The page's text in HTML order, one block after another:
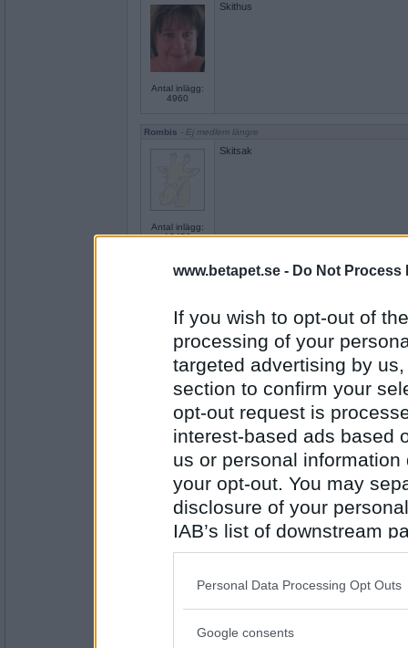
www.betapet.se - Do Not Process
If you wish to opt-out of
processing of your
targeted advertising by
section to confirm your
opt-out request is
interest-based ads based
us or personal
your opt-out. You may
disclosure of your
IAB’s list of downstream
also be disclosed by us
Downstream Participants
Please note that this
Personal Data Processing Opt Outs
Google consents
Antal inlägg:
4960
Skithus
Rombis - Ej medlem längre
Antal inlägg:
12458
Skitsak
olausdotter
Antal inlägg:
åskarll
Antal inlägg:
Spökhus
Benny57